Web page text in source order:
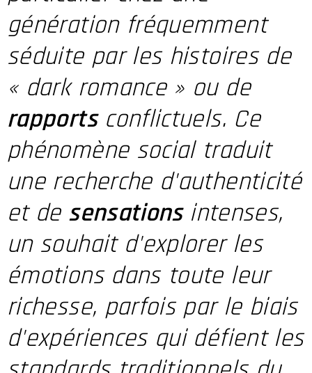
génération fréquemment
séduite par les histoires de
« dark romance » ou de
rapportsconflictuels. Ce
phénomène social traduit
une recherche d'authenticité
et de sensations intenses,
un souhait d'explorer les
émotions dans toute leur
richesse, parfois par le biais
d'expériences qui défient les